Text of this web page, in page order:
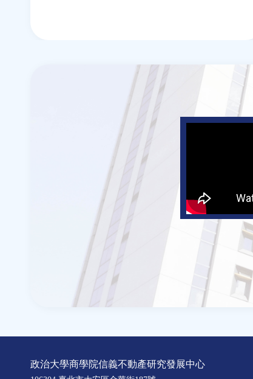
政治大學商學院信義不動產研究發展中心